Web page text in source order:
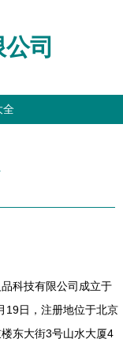
司
全
科技有限公司成立于
19日，注册地位于北京
东大街3号山水大厦4